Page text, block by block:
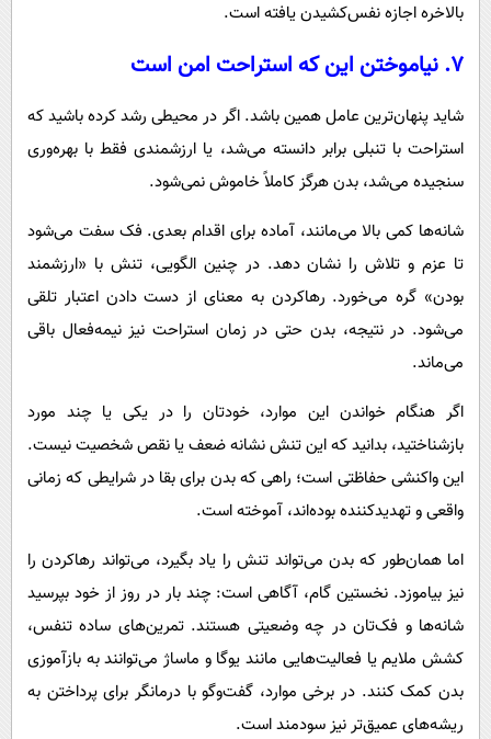
بالاخره اجازه نفس‌کشیدن یافته است.
۷. نیاموختن این‌ که استراحت امن است
شاید پنهان‌ترین عامل همین باشد. اگر در محیطی رشد کرده باشید که
استراحت با تنبلی برابر دانسته می‌شد، یا ارزشمندی فقط با بهره‌وری
سنجیده می‌شد، بدن هرگز کاملاً خاموش نمی‌شود.
شانه‌ها کمی بالا می‌مانند، آماده برای اقدام بعدی. فک سفت می‌شود
تا عزم و تلاش را نشان دهد. در چنین الگویی، تنش با «ارزشمند
بودن» گره می‌خورد. رهاکردن به معنای از دست دادن اعتبار تلقی
می‌شود. در نتیجه، بدن حتی در زمان استراحت نیز نیمه‌فعال باقی
می‌ماند.
اگر هنگام خواندن این موارد، خودتان را در یکی یا چند مورد
بازشناختید، بدانید که این تنش نشانه ضعف یا نقص شخصیت نیست.
این واکنشی حفاظتی است؛ راهی که بدن برای بقا در شرایطی که زمانی
واقعی و تهدیدکننده بوده‌اند، آموخته است.
اما همان‌طور که بدن می‌تواند تنش را یاد بگیرد، می‌تواند رهاکردن را
نیز بیاموزد. نخستین گام، آگاهی است: چند بار در روز از خود بپرسید
شانه‌ها و فک‌تان در چه وضعیتی هستند. تمرین‌های ساده تنفس،
کشش ملایم یا فعالیت‌هایی مانند یوگا و ماساژ می‌توانند به بازآموزی
بدن کمک کنند. در برخی موارد، گفت‌وگو با درمانگر برای پرداختن به
ریشه‌های عمیق‌تر نیز سودمند است.